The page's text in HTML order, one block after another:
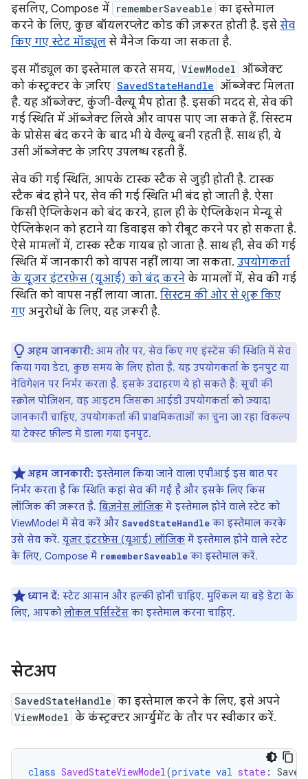
इसलिए, Compose में rememberSaveable का इस्तेमाल
करने के लिए, कुछ बॉयलरप्लेट कोड की ज़रूरत होती है. इसे सेव
किए गए स्टेट मॉड्यूल से मैनेज किया जा सकता है.
इस मॉड्यूल का इस्तेमाल करते समय, ViewModel ऑब्जेक्ट
को कंस्ट्रक्टर के ज़रिए SavedStateHandle ऑब्जेक्ट मिलता
है. यह ऑब्जेक्ट, कुंजी-वैल्यू मैप होता है. इसकी मदद से, सेव की
गई स्थिति में ऑब्जेक्ट लिखे और वापस पाए जा सकते हैं. सिस्टम
के प्रोसेस बंद करने के बाद भी ये वैल्यू बनी रहती हैं. साथ ही, ये
उसी ऑब्जेक्ट के ज़रिए उपलब्ध रहती हैं.
सेव की गई स्थिति, आपके टास्क स्टैक से जुड़ी होती है. टास्क
स्टैक बंद होने पर, सेव की गई स्थिति भी बंद हो जाती है. ऐसा
किसी ऐप्लिकेशन को बंद करने, हाल ही के ऐप्लिकेशन मेन्यू से
ऐप्लिकेशन को हटाने या डिवाइस को रीबूट करने पर हो सकता है.
ऐसे मामलों में, टास्क स्टैक गायब हो जाता है. साथ ही, सेव की गई
स्थिति में जानकारी को वापस नहीं लाया जा सकता. उपयोगकर्ता
के यूज़र इंटरफ़ेस (यूआई) को बंद करने के मामलों में, सेव की गई
स्थिति को वापस नहीं लाया जाता. सिस्टम की ओर से शुरू किए
गए अनुरोधों के लिए, यह ज़रूरी है.
अहम जानकारी: आम तौर पर, सेव किए गए इंस्टेंस की स्थिति में सेव
किया गया डेटा, कुछ समय के लिए होता है. यह उपयोगकर्ता के इनपुट या
नेविगेशन पर निर्भर करता है. इसके उदाहरण ये हो सकते हैं: सूची की
स्क्रोल पोज़िशन, वह आइटम जिसका आईडी उपयोगकर्ता को ज़्यादा
जानकारी चाहिए, उपयोगकर्ता की प्राथमिकताओं का चुना जा रहा विकल्प
या टेक्स्ट फ़ील्ड में डाला गया इनपुट.
अहम जानकारी: इस्तेमाल किया जाने वाला एपीआई इस बात पर
निर्भर करता है कि स्थिति कहां सेव की गई है और इसके लिए किस
लॉजिक की ज़रूरत है. बिज़नेस लॉजिक में इस्तेमाल होने वाले स्टेट को
ViewModel में सेव करें और SavedStateHandle का इस्तेमाल करके
उसे सेव करें. यूज़र इंटरफ़ेस (यूआई) लॉजिक में इस्तेमाल होने वाले स्टेट
के लिए, Compose में rememberSaveable का इस्तेमाल करें.
ध्यान दें: स्टेट आसान और हल्की होनी चाहिए. मुश्किल या बड़े डेटा के
लिए, आपको लोकल पर्सिस्टेंस का इस्तेमाल करना चाहिए.
सेटअप
SavedStateHandle का इस्तेमाल करने के लिए, इसे अपने
ViewModel के कंस्ट्रक्टर आर्ग्युमेंट के तौर पर स्वीकार करें.
class SavedStateViewModel(private val state :